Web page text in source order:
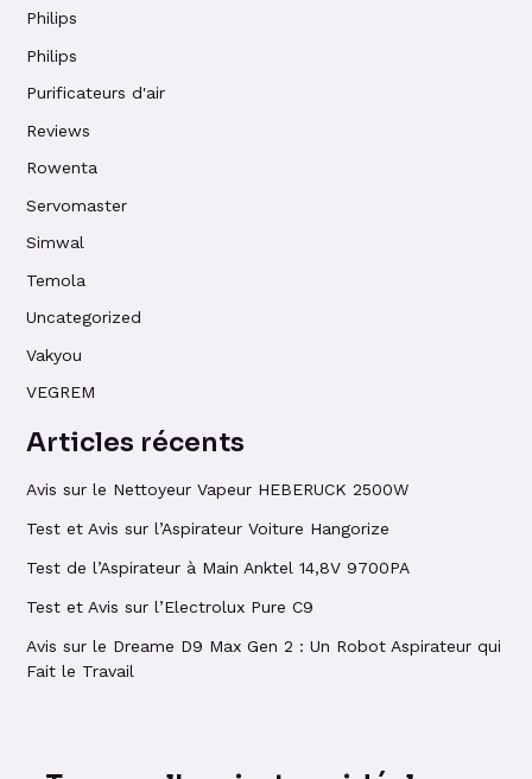
Philips
Philips
Purificateurs d'air
Reviews
Rowenta
Servomaster
Simwal
Temola
Uncategorized
Vakyou
VEGREM
Articles récents
Avis sur le Nettoyeur Vapeur HEBERUCK 2500W
Test et Avis sur l’Aspirateur Voiture Hangorize
Test de l’Aspirateur à Main Anktel 14,8V 9700PA
Test et Avis sur l’Electrolux Pure C9
Avis sur le Dreame D9 Max Gen 2 : Un Robot Aspirateur qui
Fait le Travail